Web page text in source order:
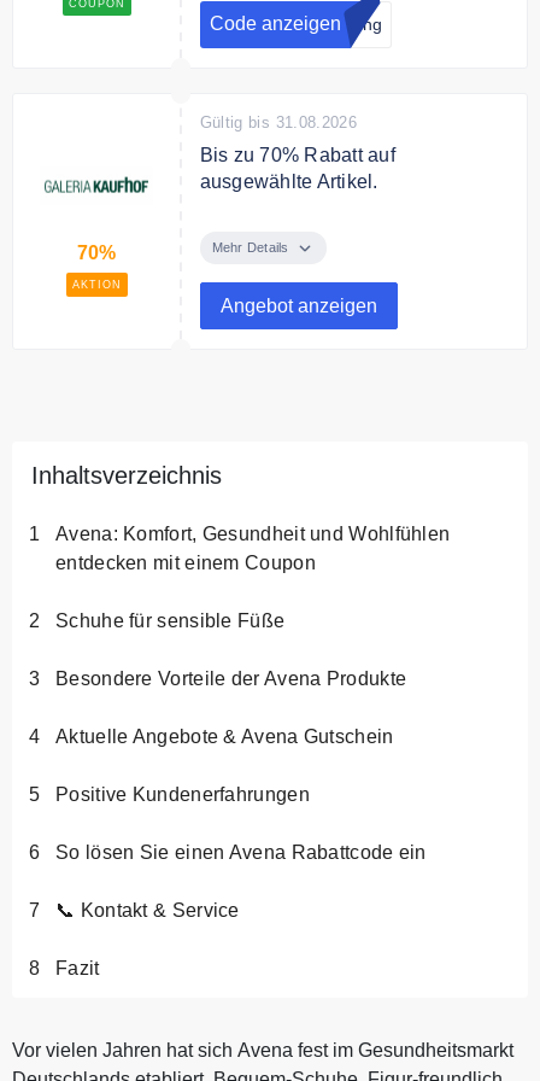
COUPON
Bestellung
Code anzeigen rung
70%
AKTION
Gültig bis 31.08.2026
Bis zu 70% Rabatt auf
ausgewählte Artikel.
ausgewählte Artikel
Mehr Details
Angebot anzeigen
Inhaltsverzeichnis
Avena: Komfort, Gesundheit und Wohlfühlen
entdecken mit einem Coupon
Schuhe für sensible Füße
Besondere Vorteile der Avena Produkte
Aktuelle Angebote & Avena Gutschein
Positive Kundenerfahrungen
So lösen Sie einen Avena Rabattcode ein
📞 Kontakt & Service
Fazit
Vor vielen Jahren hat sich Avena fest im Gesundheitsmarkt